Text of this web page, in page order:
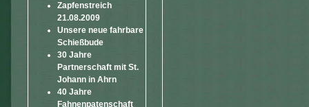
Zapfenstreich
21.08.2009
Unsere neue fahrbare
Schießbude
30 Jahre
Partnerschaft mit St.
Johann in Ahrn
40 Jahre
Fahnenpatenschaft